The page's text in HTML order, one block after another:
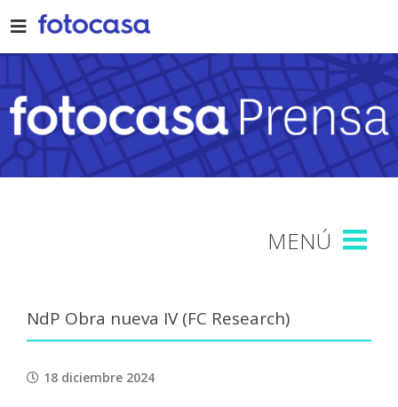
to
content
NdP Obra nueva IV (FC Research)
18 diciembre 2024